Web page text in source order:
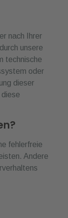
nach Ihrer
unsere
technische
oder
dieser
fehlerfreie
Andere